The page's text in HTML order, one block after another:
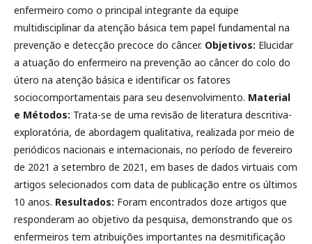
enfermeiro como o principal integrante da equipe
multidisciplinar da atenção básica tem papel fundamental na
prevenção e detecção precoce do câncer. Objetivos: Elucidar
a atuação do enfermeiro na prevenção ao câncer do colo do
útero na atenção básica e identificar os fatores
sociocomportamentais para seu desenvolvimento. Material
e Métodos: Trata-se de uma revisão de literatura descritiva-
exploratória, de abordagem qualitativa, realizada por meio de
periódicos nacionais e internacionais, no período de fevereiro
de 2021 a setembro de 2021, em bases de dados virtuais com
artigos selecionados com data de publicação entre os últimos
10 anos. Resultados: Foram encontrados doze artigos que
responderam ao objetivo da pesquisa, demonstrando que os
enfermeiros tem atribuições importantes na desmitificação